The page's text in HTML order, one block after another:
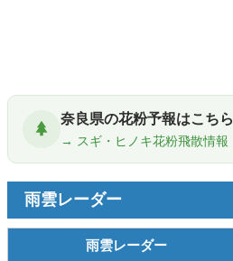
奈良県の花粉予報はこちら
→ スギ・ヒノキ花粉飛散情報
雨雲レーダー
雨雲レーダー